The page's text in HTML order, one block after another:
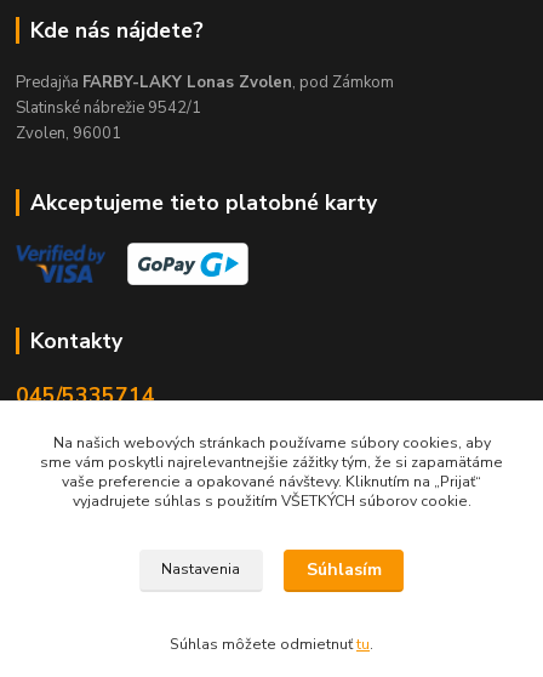
Kde nás nájdete?
Predajňa FARBY-LAKY Lonas Zvolen, pod Zámkom
Slatinské nábrežie 9542/1
Zvolen, 96001
Akceptujeme tieto platobné karty
Kontakty
045/5335714
info@lonas.sk
© 2024 Lonas s. r. o., farby-laky Zvolen
Na našich webových stránkach používame súbory cookies, aby
sme vám poskytli najrelevantnejšie zážitky tým, že si zapamätáme
vaše preferencie a opakované návštevy. Kliknutím na „Prijať“
vyjadrujete súhlas s použitím VŠETKÝCH súborov cookie.
Nastavenia Súhlasím
Súhlas môžete odmietnuťtu.